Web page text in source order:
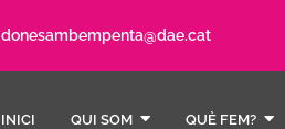
donesambempenta@dae.cat
INICI QUI SOM QUÈ FEM?